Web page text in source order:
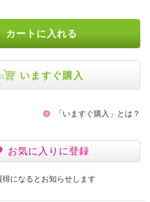
カートに入れる
いますぐ購入
「いますぐ購入」とは？
お気に入りに登録
得になるとお知らせします